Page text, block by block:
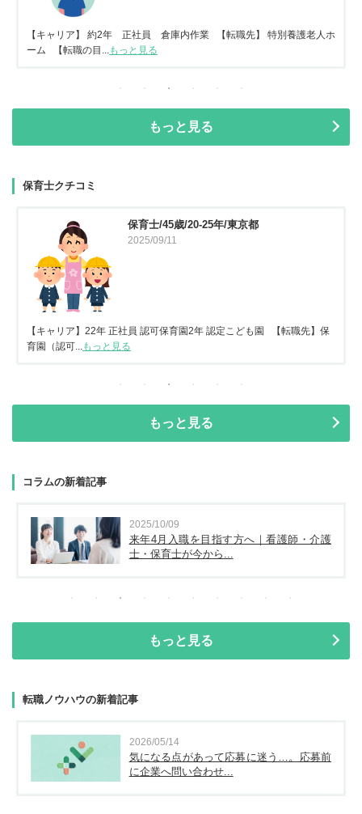
【キャリア】 約2年 正社員 倉庫内作業 【転職先】 特別養護老人ホ
ーム 【転職の目...
もっと見る
もっと見る
保育士クチコミ
保育士/45歳/20-25年/東京都
2025/09/11
【キャリア】22年 正社員 認可保育園2年 認定こども園 【転職先】保
育園（認可...
もっと見る
もっと見る
コラムの新着記事
2025/10/09
来年4月入職を目指す方へ｜看護師・介護
士・保育士が今から...
もっと見る
転職ノウハウの新着記事
2026/05/14
気になる点があって応募に迷う…。応募前
に企業へ問い合わせ...